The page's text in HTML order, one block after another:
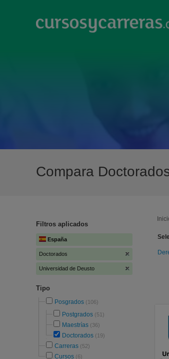
Compara
Filtros aplicados
España
Doctorados
Universidad de Deusto
Tipo
Posgrados (106)
Postgrados (51)
Maestrías (36)
Doctorados (19)
Carreras (52)
Cursos (6)